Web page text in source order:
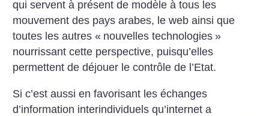
qui servent à présent de modèle à tous les
mouvement des pays arabes, le web ainsi que
toutes les autres « nouvelles technologies »
nourrissant cette perspective, puisqu’elles
permettent de déjouer le contrôle de l’Etat.
Si c’est aussi en favorisant les échanges
d’information interindividuels qu’internet a